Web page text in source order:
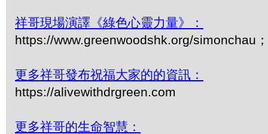
祥哥現場演譯《綠色心靈力量》：
https://www.greenwoodshk.org/simonchau
更多祥哥發布祝福大家的的資訊：
https://alivewithdrgreen.com
更多祥哥的生命智慧：